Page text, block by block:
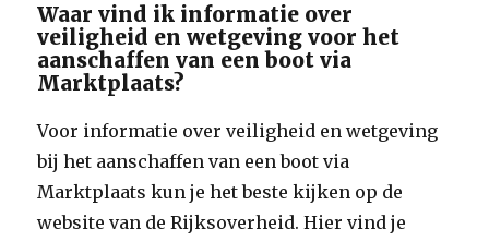
Waar vind ik informatie over
veiligheid en wetgeving voor het
aanschaffen van een boot via
Marktplaats?
Voor informatie over veiligheid en wetgeving
bij het aanschaffen van een boot via
Marktplaats kun je het beste kijken op de
website van de Rijksoverheid. Hier vind je